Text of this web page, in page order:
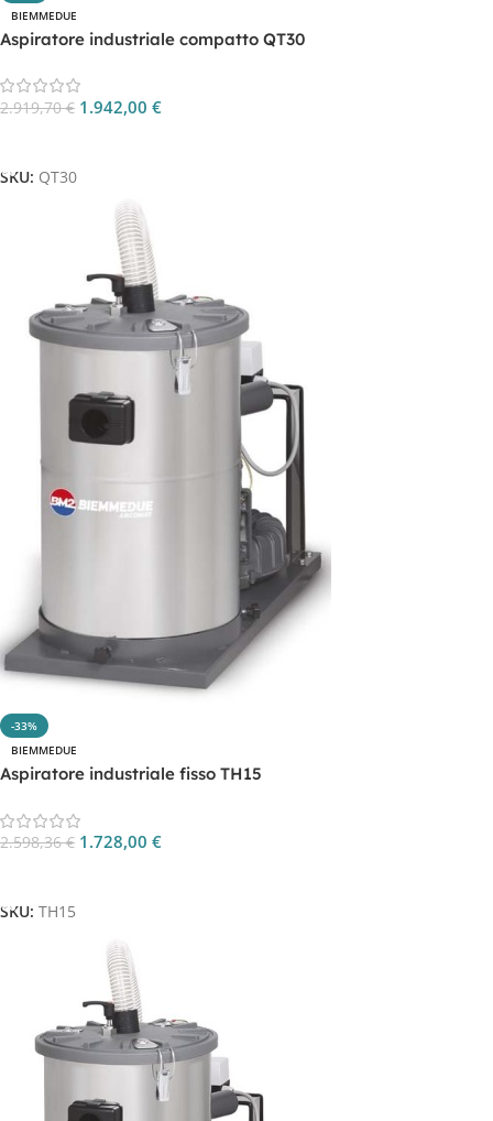
BIEMMEDUE
Aspiratore industriale compatto QT30
2.919,70€ 1.942,00 €
SKU: QT30
-33%
BIEMMEDUE
Aspiratore industriale fisso TH15
2.598,36€ 1.728,00 €
SKU: TH15